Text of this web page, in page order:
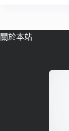
關於本站